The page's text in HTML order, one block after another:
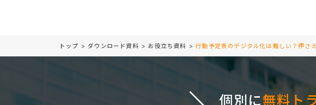
トップ > ダウンロード資料 > お役立ち資料 >行動予定表のデジタル化は難しい？押さ
個別に無料ト